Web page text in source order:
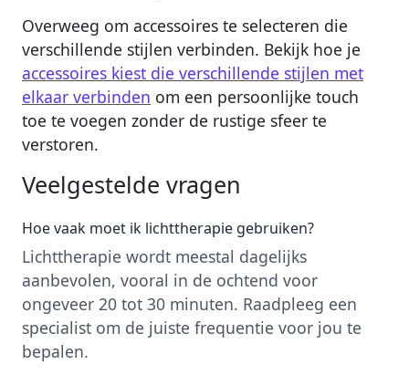
Overweeg om accessoires te selecteren die
verschillende stijlen verbinden. Bekijk hoe je
accessoires kiest die verschillende stijlen met
elkaar verbinden om een persoonlijke touch
toe te voegen zonder de rustige sfeer te
verstoren.
Veelgestelde vragen
Hoe vaak moet ik lichttherapie gebruiken?
Lichttherapie wordt meestal dagelijks
aanbevolen, vooral in de ochtend voor
ongeveer 20 tot 30 minuten. Raadpleeg een
specialist om de juiste frequentie voor jou te
bepalen.